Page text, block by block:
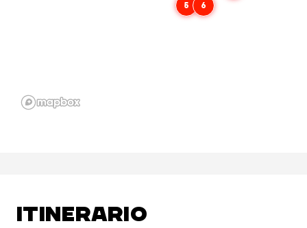
5 6
ITINERARIO